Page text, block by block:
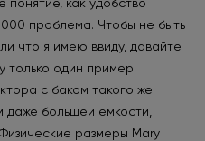
понятие, как удобство
проблема. Чтобы не быть
что я имею ввиду, давайте
только один пример:
с баком такого же
даже большей емкости,
размеры Mary